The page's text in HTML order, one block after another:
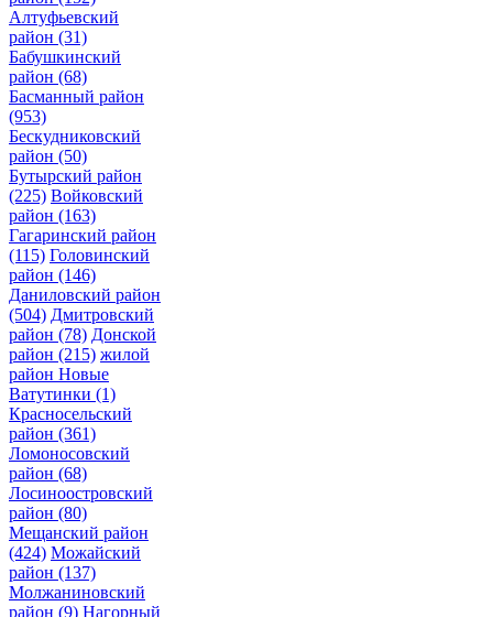
Алтуфьевский
район (31)
Бабушкинский
район (68)
Басманный район
(953)
Бескудниковский
район (50)
Бутырский район
(225) Войковский
район (163)
Гагаринский район
(115) Головинский
район (146)
Даниловский район
(504) Дмитровский
район (78) Донской
район (215) жилой
район Новые
Ватутинки (1)
Красносельский
район (361)
Ломоносовский
район (68)
Лосиноостровский
район (80)
Мещанский район
(424) Можайский
район (137)
Молжаниновский
район (9) Нагорный